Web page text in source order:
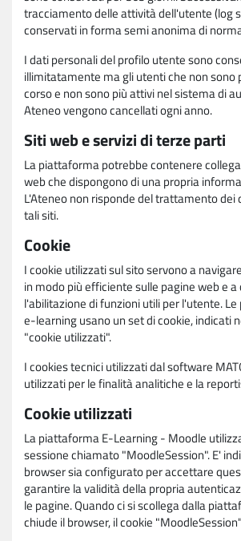
tracciamento delle attività dell'utente (log
conservati in forma semi anonima di
I dati personali del profilo utente sono
illimitatamente ma gli utenti che non sono
corso e non sono più attivi nel sistema di
Ateneo vengono cancellati ogni anno.
Siti web e servizi di terze parti
La piattaforma potrebbe contenere
web che dispongono di una propria
L'Ateneo non risponde del trattamento
tali siti.
Cookie
I cookie utilizzati sul sito servono a
in modo più efficiente sulle pagine web e
l'abilitazione di funzioni utili per l'utente.
e-learning usano un set di cookie, indicati
"cookie utilizzati".
I cookies tecnici utilizzati dal software
utilizzati per le finalità analitiche e la
Cookie utilizzati
La piattaforma E-Learning - Moodle
sessione chiamato "MoodleSession". E'
browser sia configurato per accettare
garantire la validità della propria
le pagine. Quando ci si scollega dalla
chiude il browser, il cookie